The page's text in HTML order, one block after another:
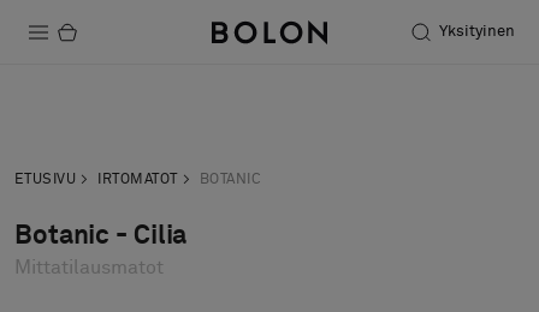
Yksityinen
Kestävä kehitys
Asennus
ETUSIVU IRTOMATOT BOTANIC
Botanic - Cilia
Mittatilausmatot